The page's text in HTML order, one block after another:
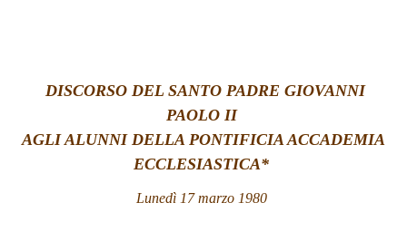
DISCORSO DEL SANTO PADRE GIOVANNI
PAOLO II
AGLI ALUNNI DELLA PONTIFICIA ACCADEMIA
ECCLESIASTICA*
Lunedì 17 marzo 1980